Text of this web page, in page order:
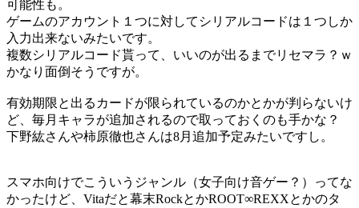
可能性も。
ゲームのアカウント１つに対してシリアルコードは１つしか
入力出来ないみたいです。
複数シリアルコード貰って、いいのが出るまでリセマラ？ｗ
かなり面倒そうですが。
有効期限と出るカードが限られているのかとかが判らないけ
ど、毎月キャラが追加されるので取っておくのも手かな？
下野紘さんや柿原徹也さんは8月追加予定みたいですし。
スマホ向けでこういうジャンル（女子向け音ゲー？）ってな
かったけど、Vitaだと幕末RockとかROOT∞REXXとかのタ